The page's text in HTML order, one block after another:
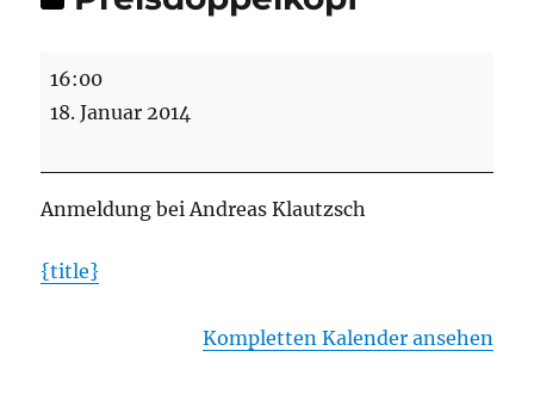
Preisdoppelkopf
16:00
18. Januar 2014
Anmeldung bei Andreas Klautzsch
{title}
Kompletten Kalender ansehen